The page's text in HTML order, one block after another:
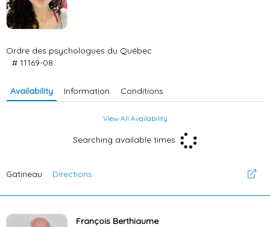
Ordre des psychologues du Québec
# 11169-08
Availability Information Conditions
View All Availability
Searching available times
Gatineau Directions
François Berthiaume